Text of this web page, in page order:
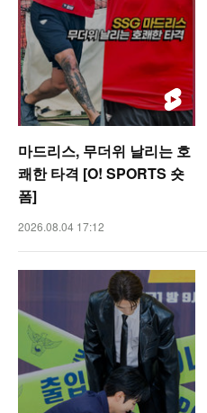
마드리스, 무더위 날리는 호
쾌한 타격 [O! SPORTS 숏
폼]
2026.08.04 17:12